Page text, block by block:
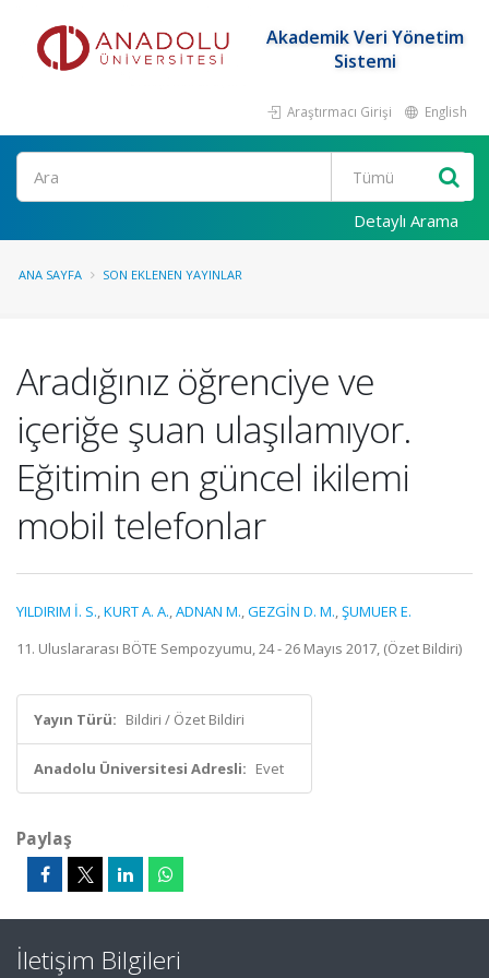
Akademik Veri Yönetim
Sistemi
Araştırmacı Girişi English
Ara
Detaylı Arama
ANA SAYFA SON EKLENEN YAYINLAR
Aradığınız öğrenciye ve
içeriğe şuan ulaşılamıyor.
Eğitimin en güncel ikilemi
mobil telefonlar
YILDIRIM İ. S.,KURT A. A.,ADNAN M.,GEZGİN D. M.,ŞUMUER E.
11. Uluslararası BÖTE Sempozyumu, 24 - 26 Mayıs 2017, (Özet Bildiri)
Yayın Türü: Bildiri / Özet Bildiri
Anadolu Üniversitesi Adresli: Evet
Paylaş
İletişim Bilgileri